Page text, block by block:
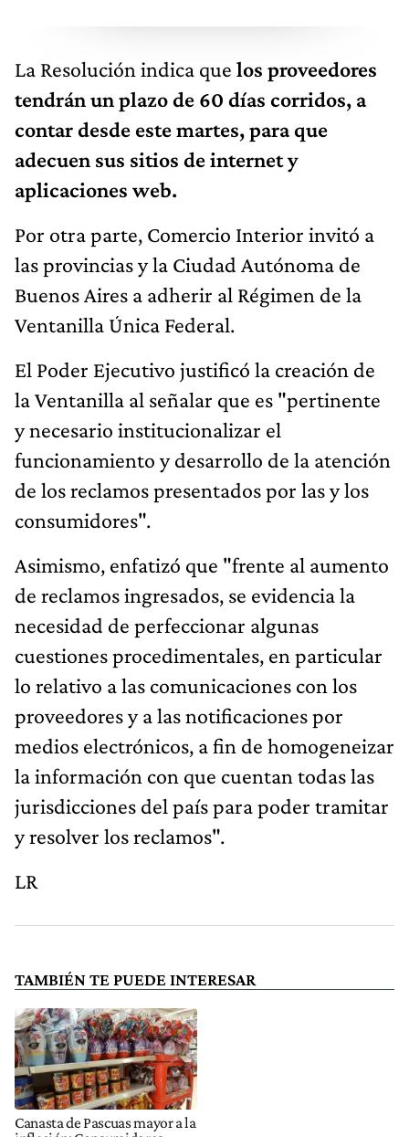
La Resolución indica que los proveedores
tendrán un plazo de 60 días corridos, a
contar desde este martes, para que
adecuen sus sitios de internet y
aplicaciones web.
Por otra parte, Comercio Interior invitó a
las provincias y la Ciudad Autónoma de
Buenos Aires a adherir al Régimen de la
Ventanilla Única Federal.
El Poder Ejecutivo justificó la creación de
la Ventanilla al señalar que es "pertinente
y necesario institucionalizar el
funcionamiento y desarrollo de la atención
de los reclamos presentados por las y los
consumidores".
Asimismo, enfatizó que "frente al aumento
de reclamos ingresados, se evidencia la
necesidad de perfeccionar algunas
cuestiones procedimentales, en particular
lo relativo a las comunicaciones con los
proveedores y a las notificaciones por
medios electrónicos, a fin de homogeneizar
la información con que cuentan todas las
jurisdicciones del país para poder tramitar
y resolver los reclamos".
LR
TAMBIÉN TE PUEDE INTERESAR
Canasta de Pascuas mayor a la